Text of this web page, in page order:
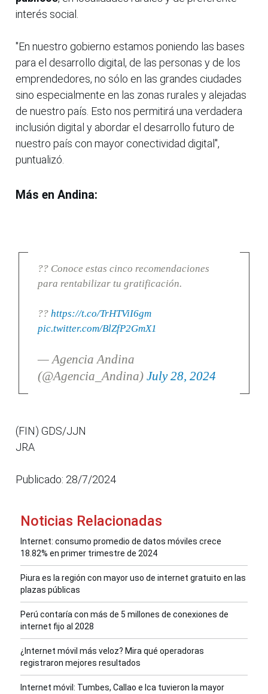
interés social.
"En nuestro gobierno estamos poniendo las bases
para el desarrollo digital, de las personas y de los
emprendedores, no sólo en las grandes ciudades
sino especialmente en las zonas rurales y alejadas
de nuestro país. Esto nos permitirá una verdadera
inclusión digital y abordar el desarrollo futuro de
nuestro país con mayor conectividad digital",
puntualizó.
Más en Andina:
?? Conoce estas cinco recomendaciones
para rentabilizar tu gratificación.
?? https://t.co/TrHTViI6gm
pic.twitter.com/BlZfP2GmX1
— Agencia Andina
(@Agencia_Andina) July 28, 2024
(FIN) GDS/JJN
JRA
Publicado: 28/7/2024
Noticias Relacionadas
Internet: consumo promedio de datos móviles crece
18.82% en primer trimestre de 2024
Piura es la región con mayor uso de internet gratuito en las
plazas públicas
Perú contaría con más de 5 millones de conexiones de
internet fijo al 2028
¿Internet móvil más veloz? Mira qué operadoras
registraron mejores resultados
Internet móvil: Tumbes, Callao e Ica tuvieron la mayor